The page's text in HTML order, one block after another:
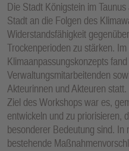
Die Stadt Königstein im
Stadt an die Folgen des
Widerstandsfähigkeit
Trockenperioden zu stärken.
Klimaanpassungskonzepts
Verwaltungsmitarbeitenden
Akteurinnen und Akteuren statt.
Ziel des Workshops war es,
entwickeln und zu priorisieren,
besonderer Bedeutung sind.
bestehende